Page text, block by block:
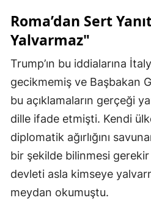
Roma’dan Sert
Yalvarmaz"
Trump’ın bu iddialarına
gecikmemiş ve Başbakan
bu açıklamaların gerçeği
dille ifade etmişti. Kendi
diplomatik ağırlığını
bir şekilde bilinmesi
devleti asla kimseye
meydan okumuştu.